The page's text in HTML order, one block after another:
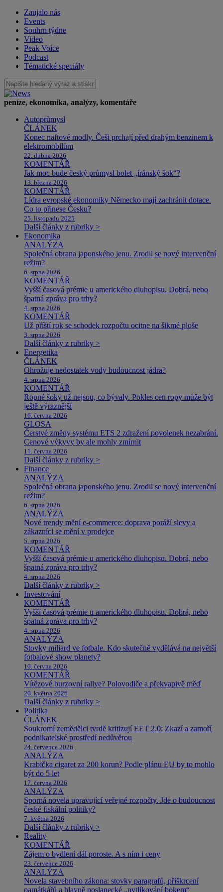
Zaujalo nás
Events
Souhrn týdne
Video
Peak Voice
Podcast
Tématické speciály
peníze, ekonomika, analýzy, komentáře
Autoprůmysl
ČLÁNEK
Konec naftové modly. Češi prchají před drahým benzinem k
elektromobilům
22. dubna 2026
KOMENTÁŘ
Jak moc bude český průmysl bolet „íránský šok“?
13. března 2026
KOMENTÁŘ
Lídra evropské ekonomiky Německo mají zachránit dotace.
Co to přinese Česku?
25. listopadu 2025
Další články z rubriky >
Ekonomika
ANALÝZA
Společná obrana japonského jenu. Zrodil se nový intervenční
režim?
6. srpna 2026
KOMENTÁŘ
Vyšší časová prémie u amerického dluhopisu. Dobrá, nebo
špatná zpráva pro trhy?
4. srpna 2026
KOMENTÁŘ
Už příští rok se schodek rozpočtu ocitne na šikmé ploše
3. srpna 2026
Další články z rubriky >
Energetika
ČLÁNEK
Ohrožuje nedostatek vody budoucnost jádra?
4. srpna 2026
KOMENTÁŘ
Ropné šoky už nejsou, co bývaly. Pokles cen ropy může být
ještě výraznější
16. června 2026
GLOSA
Čerstvé změny systému ETS 2 zdražení povolenek nezabrání.
Cenové výkyvy by ale mohly zmírnit
11. června 2026
Další články z rubriky >
Finance
ANALÝZA
Společná obrana japonského jenu. Zrodil se nový intervenční
režim?
6. srpna 2026
ANALÝZA
Nové trendy mění e-commerce: doprava poráží slevy a
zákazníci se mění v prodejce
5. srpna 2026
KOMENTÁŘ
Vyšší časová prémie u amerického dluhopisu. Dobrá, nebo
špatná zpráva pro trhy?
4. srpna 2026
Další články z rubriky >
Investování
KOMENTÁŘ
Vyšší časová prémie u amerického dluhopisu. Dobrá, nebo
špatná zpráva pro trhy?
4. srpna 2026
ANALÝZA
Stovky miliard ve fotbale. Kdo skutečně vydělává na největší
fotbalové show planety?
10. června 2026
KOMENTÁŘ
Vítězové burzovní rallye? Polovodiče a překvapivě měď
20. května 2026
Další články z rubriky >
Politika
ČLÁNEK
Soukromí zemědělci tvrdě kritizují EET 2.0: Zkazí a zamoří
podnikatelské prostředí nedůvěrou
24. července 2026
ANALÝZA
Krabička cigaret za 200 korun? Podle plánu EU by to mohlo
být do 5 let
17. června 2026
ANALÝZA
Sporná novela upravující veřejné rozpočty. Jde o budoucnost
české fiskální politiky?
7. května 2026
Další články z rubriky >
Reality
KOMENTÁŘ
Zájem o bydlení dál poroste. A s ním i ceny
23. července 2026
ANALÝZA
Novela stavebního zákona: stovky paragrafů, přiškrcení
památkářů a hlavně poslanecké „pytlíkování bokem“